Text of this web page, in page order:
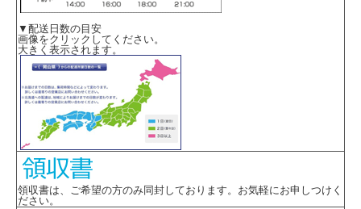
▼配送日数の目安
画像をクリックしてください。
大きく表示されます。
領収書は、ご希望の方のみ同封しております。お気軽にお申しつけく
ださい。